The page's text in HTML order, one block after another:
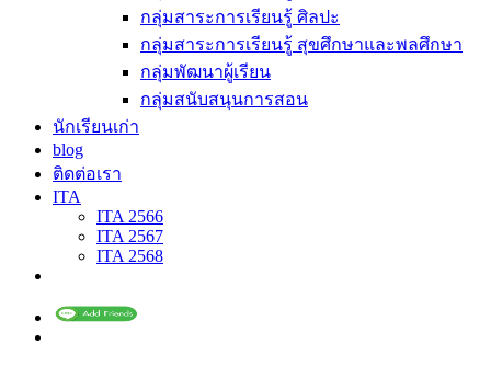
กลุ่มสาระการเรียนรู้ ศิลปะ
กลุ่มสาระการเรียนรู้ สุขศึกษาและพลศึกษา
กลุ่มพัฒนาผู้เรียน
กลุ่มสนับสนุนการสอน
นักเรียนเก่า
blog
ติดต่อเรา
ITA
ITA 2566
ITA 2567
ITA 2568